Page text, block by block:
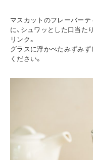
マスカットのフレーバー
に、シュワッとした口当た
リンク。
グラスに浮かべたみずみ
ください。